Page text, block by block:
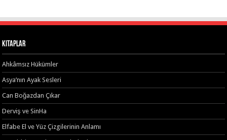
Kitaplar
Ahkâmsız Hükümler
Asya’nın Ayak Sesleri
Can Boğazdan Çıkar
Derviş ve SinHa
Elfabe El ve Yüz Çizgilerinin Anlamı